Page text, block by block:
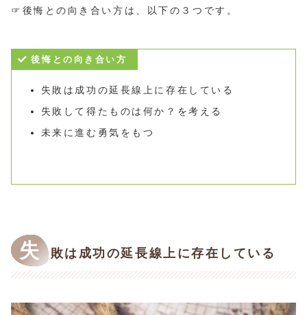
☞後悔との向き合い方は、以下の３つです。
後悔との向き合い方
失敗は成功の延長線上に存在している
失敗して得たものは何か？を考える
未来に進む勇気をもつ
失 敗は成功の延長線上に存在している